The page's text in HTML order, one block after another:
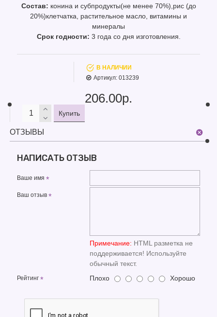
Состав: конина и субпродукты(не менее 70%),рис (до
20%)клетчатка, растительное масло, витамины и
минералы
Срок годности: 3 года со дня изготовления.
206.00р.
В НАЛИЧИИ
Артикул: 013239
Купить
ОТЗЫВЫ
НАПИСАТЬ ОТЗЫВ
Ваше имя
Ваш отзыв
Примечание: HTML разметка не
поддерживается! Используйте
обычный текст.
Рейтинг Плохо Хорошо